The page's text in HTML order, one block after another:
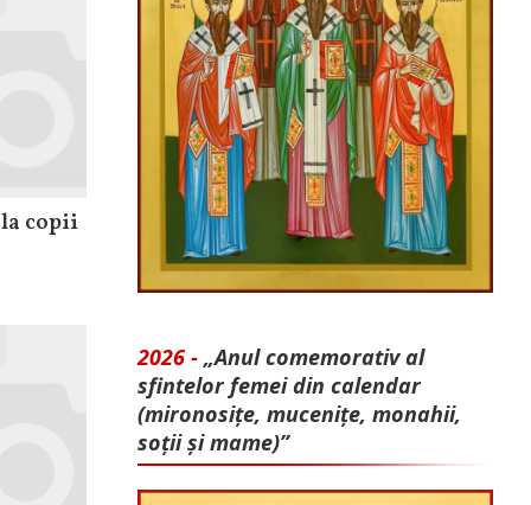
copii
2026 - „Anul comemorativ al
sfintelor femei din calendar
(mironosițe, mu­cenițe, monahii,
soții și mame)”